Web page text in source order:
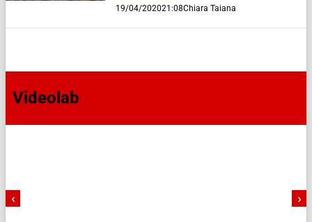
19/04/202021:08Chiara Taiana
Videolab
‹ ›